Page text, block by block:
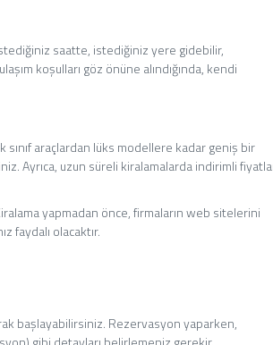
saatte, istediğiniz yere gidebilir,
koşulları göz önüne alındığında, kendi
araçlardan lüks modellere kadar geniş bir
Ayrıca, uzun süreli kiralamalarda indirimli
yapmadan önce, firmaların web sitelerini
faydalı olacaktır.
başlayabilirsiniz. Rezervasyon yaparken,